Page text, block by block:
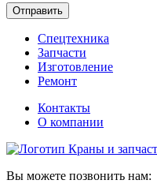
Отправить
Спецтехника
Запчасти
Изготовление
Ремонт
Контакты
О компании
Вы можете позвонить нам: